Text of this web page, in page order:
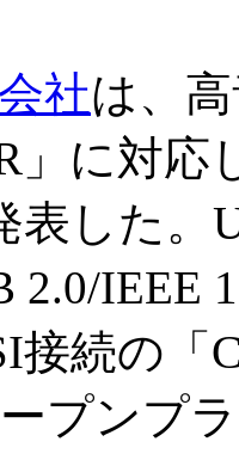
社は、
」に対応
表した。
2.0/IEEE
接続の「
プンプ